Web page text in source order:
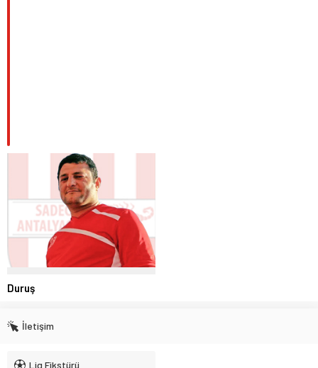
Duruş
İletişim
Lig Fikstürü